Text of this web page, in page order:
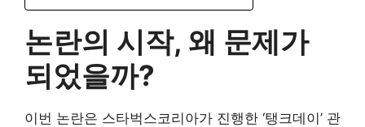
논란의 시작, 왜 문제가
되었을까?
이번 논란은 스타벅스코리아가 진행한 ‘탱크데이’ 관